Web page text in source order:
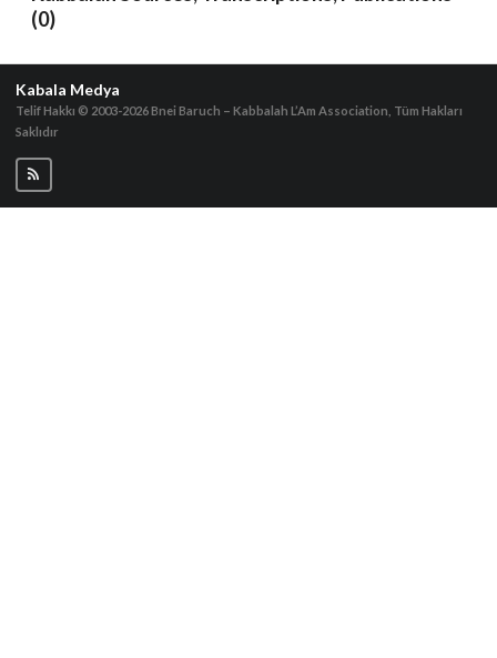
(0)
Kabala Medya
Telif Hakkı © 2003-2026Bnei Baruch – Kabbalah L’Am Association, Tüm Hakları
Saklıdır